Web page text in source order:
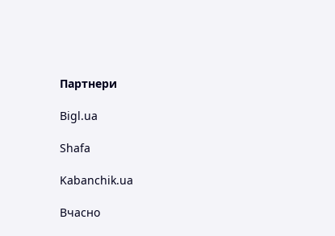
Партнери
Bigl.ua
Shafa
Kabanchik.ua
Вчасно